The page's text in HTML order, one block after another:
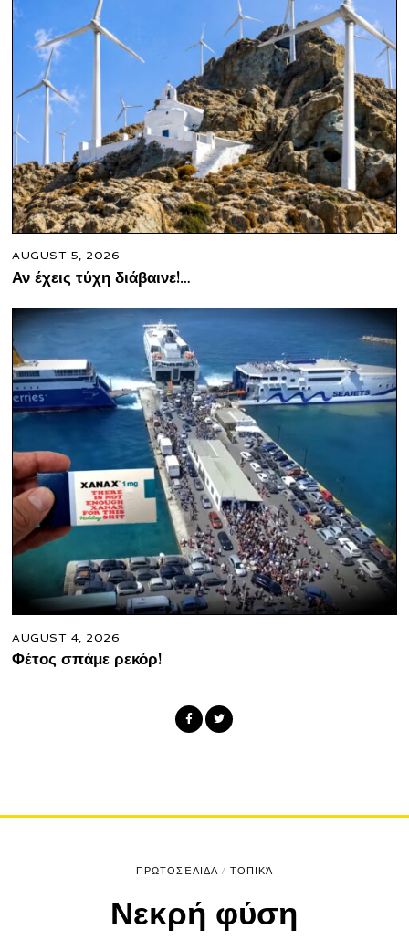
AUGUST 5, 2026
Αν έχεις τύχη διάβαινε!…
AUGUST 4, 2026
Φέτος σπάμε ρεκόρ!
ΠΡΩΤΟΣΈΛΙΔΑ / ΤΟΠΙΚΆ
Νεκρή φύση